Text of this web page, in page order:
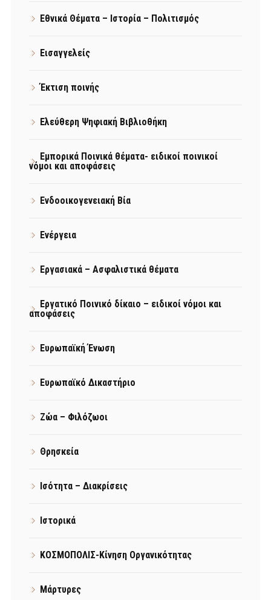
Εθνικά Θέματα – Ιστορία – Πολιτισμός
Εισαγγελείς
Έκτιση ποινής
Ελεύθερη Ψηφιακή Βιβλιοθήκη
Εμπορικά Ποινικά θέματα- ειδικοί ποινικοί
νόμοι και αποφάσεις
Ενδοοικογενειακή Βία
Ενέργεια
Εργασιακά – Ασφαλιστικά θέματα
Εργατικό Ποινικό δίκαιο – ειδικοί νόμοι και
αποφάσεις
Ευρωπαϊκή Ένωση
Ευρωπαϊκό Δικαστήριο
Ζώα – Φιλόζωοι
Θρησκεία
Ισότητα – Διακρίσεις
Ιστορικά
ΚΟΣΜΟΠΟΛΙΣ-Κίνηση Οργανικότητας
Μάρτυρες